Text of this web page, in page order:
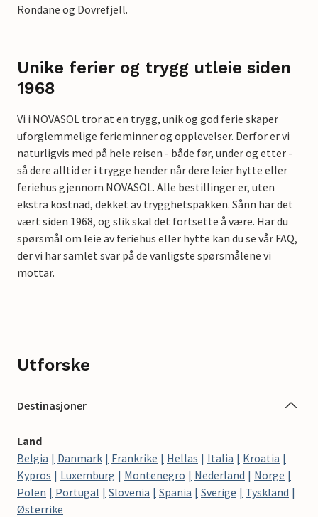
Rondane og Dovrefjell.
Unike ferier og trygg utleie siden
1968
Vi i NOVASOL tror at en trygg, unik og god ferie skaper
uforglemmelige ferieminner og opplevelser. Derfor er vi
naturligvis med på hele reisen - både før, under og etter -
så dere alltid er i trygge hender når dere leier hytte eller
feriehus gjennom NOVASOL. Alle bestillinger er, uten
ekstra kostnad, dekket av trygghetspakken. Sånn har det
vært siden 1968, og slik skal det fortsette å være. Har du
spørsmål om leie av feriehus eller hytte kan du se vår FAQ,
der vi har samlet svar på de vanligste spørsmålene vi
mottar.
Utforske
Destinasjoner
Land
Belgia
Danmark Frankrike Hellas Italia
Kroatia
Kypros
Luxemburg Montenegro Nederland
Norge
Polen
Portugal Slovenia Spania Sverige
Tyskland
Østerrike